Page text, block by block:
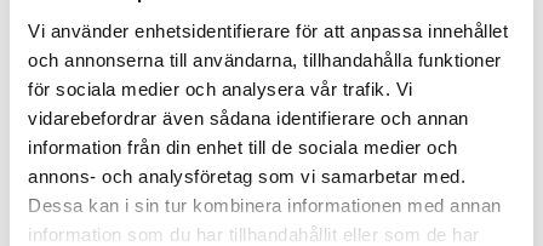
Vi använder enhetsidentifierare för att anpassa innehållet
och annonserna till användarna, tillhandahålla funktioner
för sociala medier och analysera vår trafik. Vi
vidarebefordrar även sådana identifierare och annan
information från din enhet till de sociala medier och
annons- och analysföretag som vi samarbetar med.
Dessa kan i sin tur kombinera informationen med annan
information som du har tillhandahållit eller som de har
häcka närmare bebyggelse. Vintertid kan
korpar ses i flockar med tiotals individer
kring soptippar, eftersom de ofta förlitar sig
på den föda som dessa erbjuder. I
allmänhet ses korpen dock antingen ensam.
Ursprungligen en ödemarksart, men
anpassat sig att numera utnyttja den miljö
människan bearbetat och söker föda bl.a.
på avfallsplatser. Rövar fågelbon och tar
fågel- och däggdjursungar.
Visa mer information